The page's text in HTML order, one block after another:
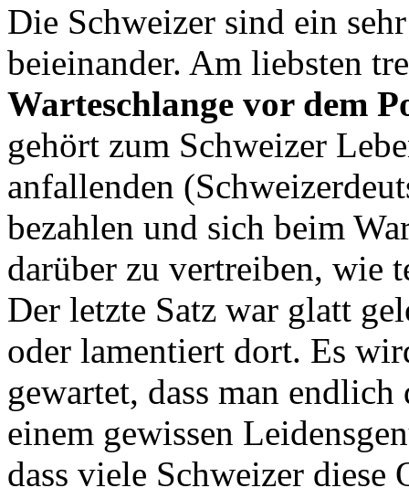
Die Schweizer sind ein
beieinander. Am liebsten
Warteschlange vor dem
gehört zum Schweizer
anfallenden
bezahlen und sich beim
darüber zu vertreiben, wie
Der letzte Satz war glatt
oder lamentiert dort. Es
gewartet, dass man
einem gewissen
dass viele Schweizer